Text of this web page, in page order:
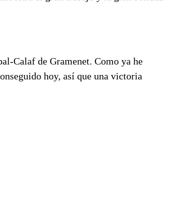
Calaf de Gramenet. Como ya he
hoy, así que una victoria